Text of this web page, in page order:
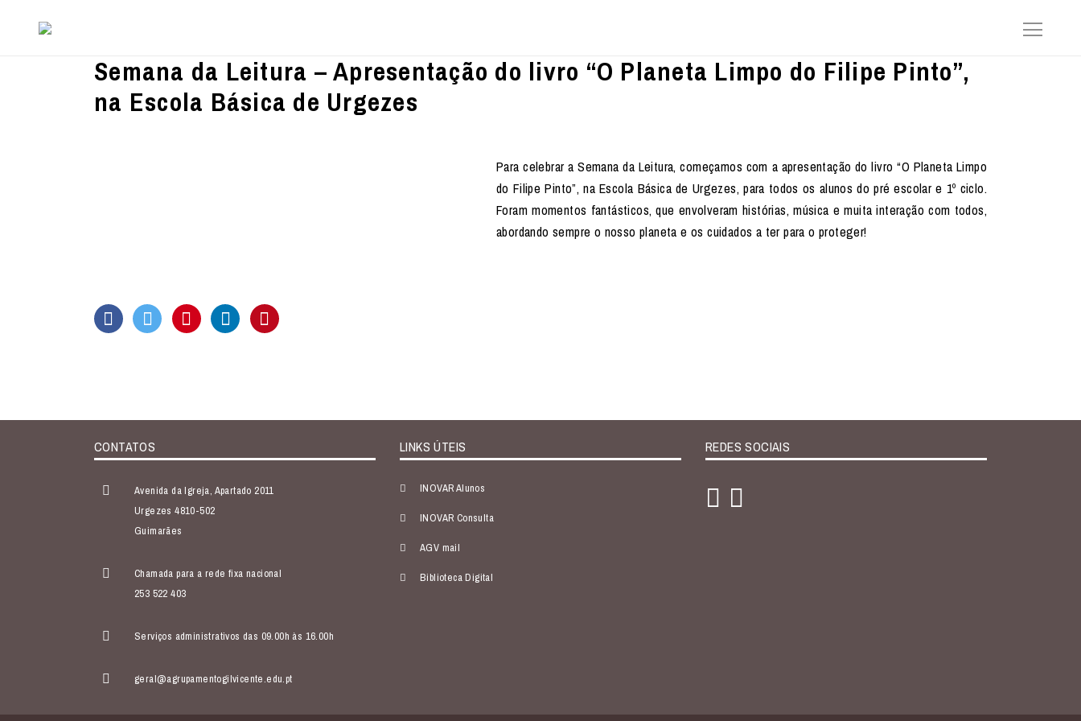
Semana da Leitura – Apresentação do livro “O Planeta Limpo do Filipe Pinto”,
na Escola Básica de Urgezes
Para celebrar a Semana da Leitura, começamos com a apresentação do livro “O Planeta Limpo
do Filipe Pinto”, na Escola Básica de Urgezes, para todos os alunos do pré escolar e 1º ciclo.
Foram momentos fantásticos, que envolveram histórias, música e muita interação com todos,
abordando sempre o nosso planeta e os cuidados a ter para o proteger!
CONTATOS
Avenida da Igreja, Apartado 2011
Urgezes 4810-502
Guimarães
Chamada para a rede fixa nacional
253 522 403
Serviços administrativos das 09.00h às 16.00h
geral@agrupamentogilvicente.edu.pt
LINKS ÚTEIS
INOVAR Alunos
INOVAR Consulta
AGV mail
Biblioteca Digital
REDES SOCIAIS